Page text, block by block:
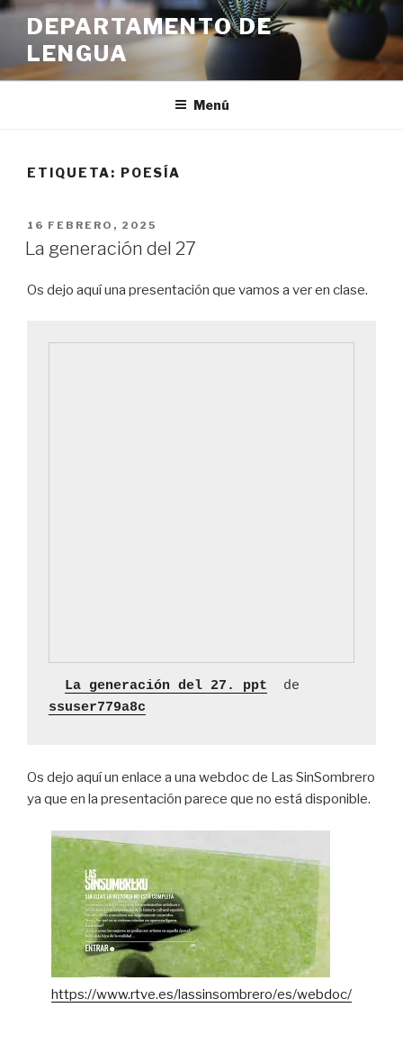
Ir
contenido
DEPARTAMENTO DE
LENGUA
Menú
ETIQUETA: POESÍA
PUBLICADO
EN
16 FEBRERO, 2025
La generación del 27
Os dejo aquí una presentación que vamos a ver en clase.
La generación del 27. ppt
ssuser779a8c
Os dejo aquí un enlace a una webdoc de Las SinSombrero
ya que en la presentación parece que no está disponible.
https://www.rtve.es/lassinsombrero/es/webdoc/